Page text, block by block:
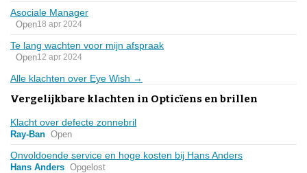
Asociale Manager
Open18 apr 2024
Te lang wachten voor mijn afspraak
Open12 apr 2024
Alle klachten over Eye Wish →
Vergelijkbare klachten in Opticïens en brillen
Klacht over defecte zonnebril
Ray-Ban Open
Onvoldoende service en hoge kosten bij Hans Anders
Hans Anders Opgelost